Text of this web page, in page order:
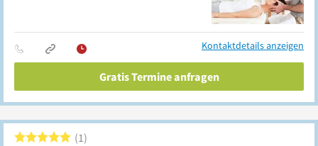
Kontaktdetails anzeigen
Gratis Termine anfragen
1